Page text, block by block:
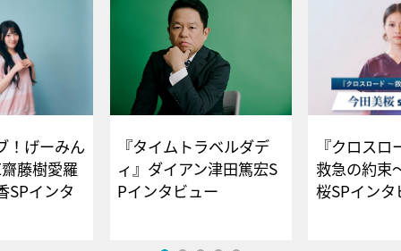
！げーみん
藤樹愛羅
SPインタ
『タイムトラベルダデ
ィ』ダイアン津田篤宏S
Pインタビュー
『クロス
救急の約束
桜SPイ